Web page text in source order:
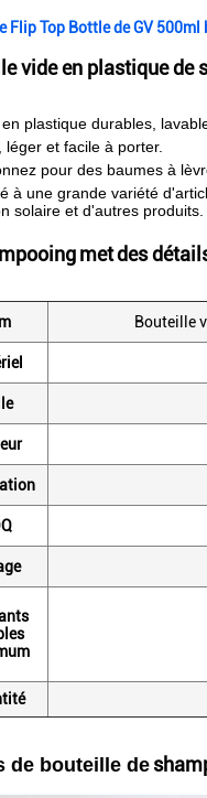
Flip Top Bottle de GV
vide en plastique de
plastique durables,
léger et facile à porter.
pour des baumes à
à une grande variété
solaire et d'autres produits.
metdes
Bouteille
de bouteille de